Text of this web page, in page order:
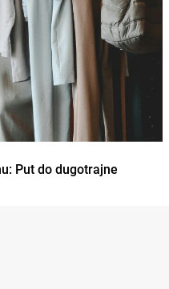
Put do dugotrajne